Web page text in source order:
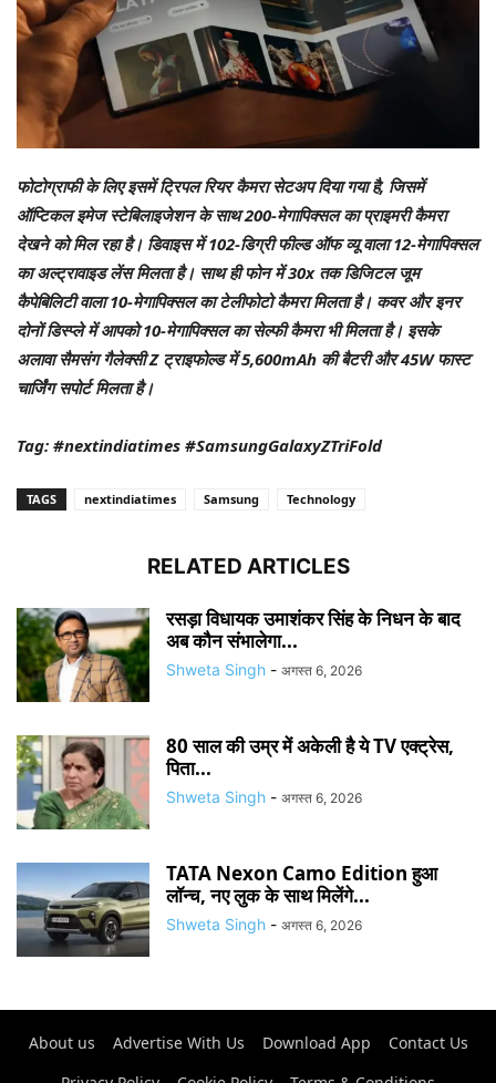
फोटोग्राफी के लिए इसमें ट्रिपल रियर कैमरा सेटअप दिया गया है, जिसमें
ऑप्टिकल इमेज स्टेबिलाइजेशन के साथ 200-मेगापिक्सल का प्राइमरी कैमरा
देखने को मिल रहा है। डिवाइस में 102-डिग्री फील्ड ऑफ व्यू वाला 12-मेगापिक्सल
का अल्ट्रावाइड लेंस मिलता है। साथ ही फोन में 30x तक डिजिटल जूम
कैपेबिलिटी वाला 10-मेगापिक्सल का टेलीफोटो कैमरा मिलता है। कवर और इनर
दोनों डिस्प्ले में आपको 10-मेगापिक्सल का सेल्फी कैमरा भी मिलता है। इसके
अलावा सैमसंग गैलेक्सी Z ट्राइफोल्ड में 5,600mAh की बैटरी और 45W फास्ट
चार्जिंग सपोर्ट मिलता है।
Tag: #nextindiatimes #SamsungGalaxyZTriFold
TAGS nextindiatimes Samsung Technology
RELATED ARTICLES
रसड़ा विधायक उमाशंकर सिंह के निधन के बाद
अब कौन संभालेगा...
Shweta Singh - अगस्त 6, 2026
80 साल की उम्र में अकेली है ये TV एक्ट्रेस,
पिता...
Shweta Singh - अगस्त 6, 2026
TATA Nexon Camo Edition हुआ
लॉन्च, नए लुक के साथ मिलेंगे...
Shweta Singh - अगस्त 6, 2026
About us Advertise With Us Download App
Contact Us